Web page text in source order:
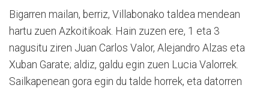
Bigarren mailan, berriz, Villabonako taldea mendean
hartu zuen Azkoitikoak. Hain zuzen ere, 1 eta 3
nagusitu ziren Juan Carlos Valor, Alejandro Alzas eta
Xuban Garate; aldiz, galdu egin zuen Lucia Valorrek.
Sailkapenean gora egin du talde horrek, eta datorren